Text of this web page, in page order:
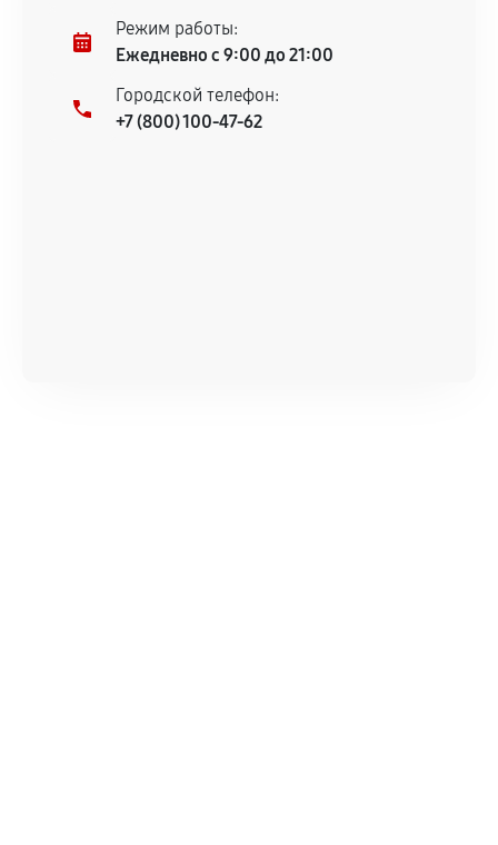
Режим работы:
Ежедневно с 9:00 до 21:00
Городской телефон:
+7 (800) 100-47-62